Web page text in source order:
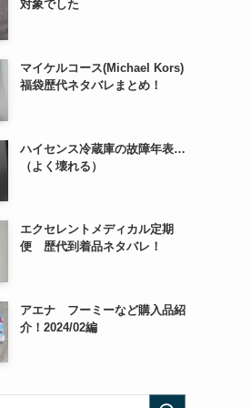
対象でした
マイケルコース(Michael Kors)
福袋歴代ネタバレまとめ！
ハイセンス冷蔵庫の故障年表…
（よく壊れる）
エクセレントメディカル定期
便 歴代到着品ネタバレ！
アエナ フーミーなど購入品紹
介！2024/02編